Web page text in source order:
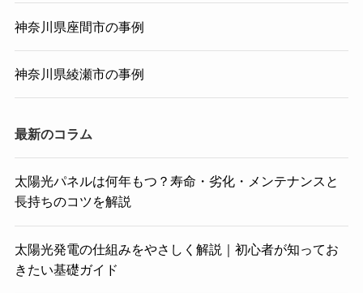
神奈川県座間市の事例
神奈川県綾瀬市の事例
最新のコラム
太陽光パネルは何年もつ？寿命・劣化・メンテナンスと
長持ちのコツを解説
太陽光発電の仕組みをやさしく解説｜初心者が知ってお
きたい基礎ガイド